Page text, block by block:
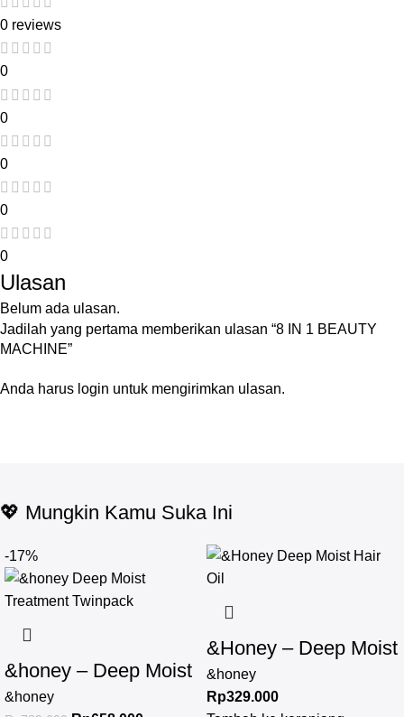
0 reviews
0
0
0
0
0
Ulasan
Belum ada ulasan.
Jadilah yang pertama memberikan ulasan “8 IN 1 BEAUTY
MACHINE”
Anda harus login untuk mengirimkan ulasan.
💖 Mungkin Kamu Suka Ini
-17%
&honey – Deep Moist
Treatment 445 g
&honey
&Honey – Deep Moist
Hair Oil 3.0 100ml
&honey
Rp329.000